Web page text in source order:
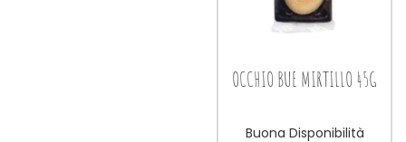
OCCHIO BUE MIRTILLO 45G
Buona Disponibilità